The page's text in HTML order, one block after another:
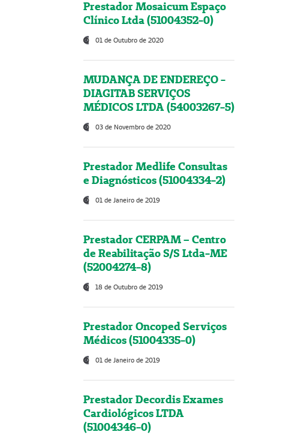
Prestador Mosaicum Espaço
Clínico Ltda (51004352-0)
01 de Outubro de 2020
MUDANÇA DE ENDEREÇO -
DIAGITAB SERVIÇOS
MÉDICOS LTDA (54003267-5)
03 de Novembro de 2020
Prestador Medlife Consultas
e Diagnósticos (51004334-2)
01 de Janeiro de 2019
Prestador CERPAM – Centro
de Reabilitação S/S Ltda-ME
(52004274-8)
18 de Outubro de 2019
Prestador Oncoped Serviços
Médicos (51004335-0)
01 de Janeiro de 2019
Prestador Decordis Exames
Cardiológicos LTDA
(51004346-0)